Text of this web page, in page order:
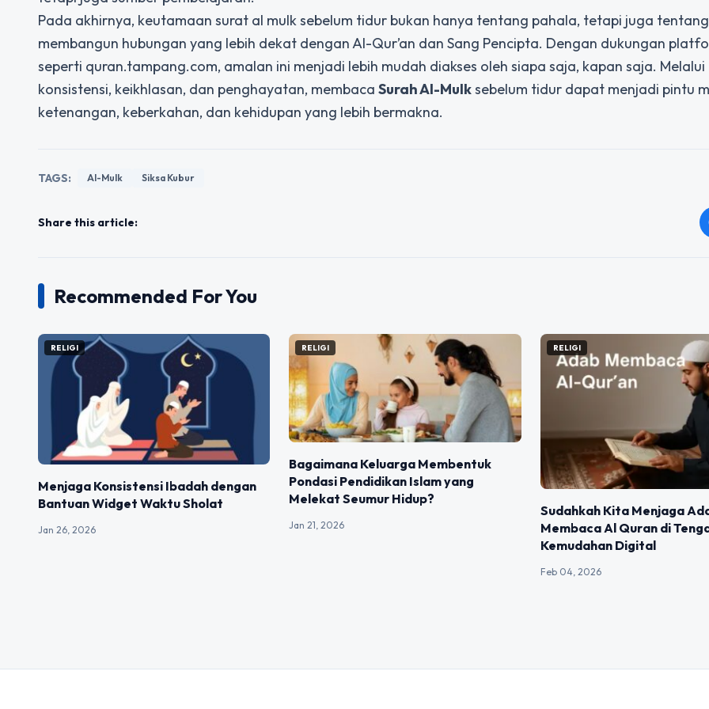
Pada akhirnya, keutamaan surat al mulk sebelum tidur bukan hanya tentang pahala, tetapi juga tentang
membangun hubungan yang lebih dekat dengan Al-Qur’an dan Sang Pencipta. Dengan dukungan
seperti quran.tampang.com, amalan ini menjadi lebih mudah diakses oleh siapa saja, kapan saja. Melalui
konsistensi, keikhlasan, dan penghayatan, membaca Surah Al-Mulksebelum tidur dapat menjadi pintu
ketenangan, keberkahan, dan kehidupan yang lebih bermakna.
TAGS: Al-Mulk Siksa Kubur
Share this article:
Recommended For You
RELIGI
Menjaga Konsistensi Ibadah dengan
Bantuan Widget Waktu Sholat
Jan 26, 2026
RELIGI
Bagaimana Keluarga Membentuk
Pondasi Pendidikan Islam yang
Melekat Seumur Hidup?
Jan 21, 2026
RELIGI
Sudahkah Kita Menjaga
Membaca Al Quran di
Kemudahan Digital
Feb 04, 2026